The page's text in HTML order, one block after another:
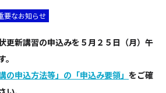
要なお知らせ
新講習の申込みを５月２５日（月）午
の申込方法等」の「申込み要領」 をご確